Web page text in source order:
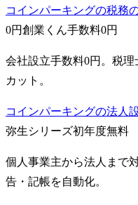
コインパーキングの税務
0円創業くん手数料0円
会社設立手数料0円。税
カット。
コインパーキングの法人
弥生シリーズ初年度無料
個人事業主から法人まで
告・記帳を自動化。